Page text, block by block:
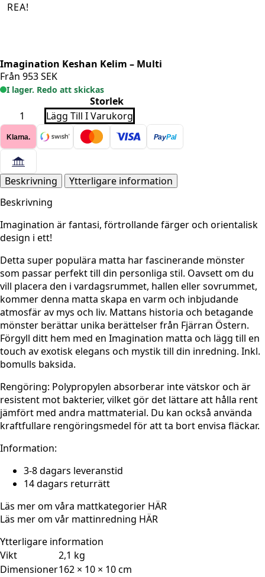
REA!
Imagination Keshan Kelim – Multi
Från 953SEK
I lager. Redo att skickas
Storlek
Imagination
Keshan
Kelim
Multi
mängd
Lägg Till I Varukorg
Klarna. PayPal
Beskrivning
Ytterligare information
Beskrivning
Imagination är fantasi, förtrollande färger och orientalisk
design i ett!
Detta super populära matta har fascinerande mönster
som passar perfekt till din personliga stil. Oavsett om du
vill placera den i vardagsrummet, hallen eller sovrummet,
kommer denna matta skapa en varm och inbjudande
atmosfär av mys och liv. Mattans historia och betagande
mönster berättar unika berättelser från Fjärran Östern.
Förgyll ditt hem med en Imagination matta och lägg till en
touch av exotisk elegans och mystik till din inredning. Inkl.
bomulls baksida.
Rengöring: Polypropylen absorberar inte vätskor och är
resistent mot bakterier, vilket gör det lättare att hålla rent
jämfört med andra mattmaterial. Du kan också använda
kraftfullare rengöringsmedel för att ta bort envisa fläckar.
Information:
3-8 dagars leveranstid
14 dagars returrätt
Läs mer om våra mattkategorier HÄR
Läs mer om vår mattinredning HÄR
Ytterligare information
Vikt
2,1 kg
Dimensioner162 × 10 × 10 cm